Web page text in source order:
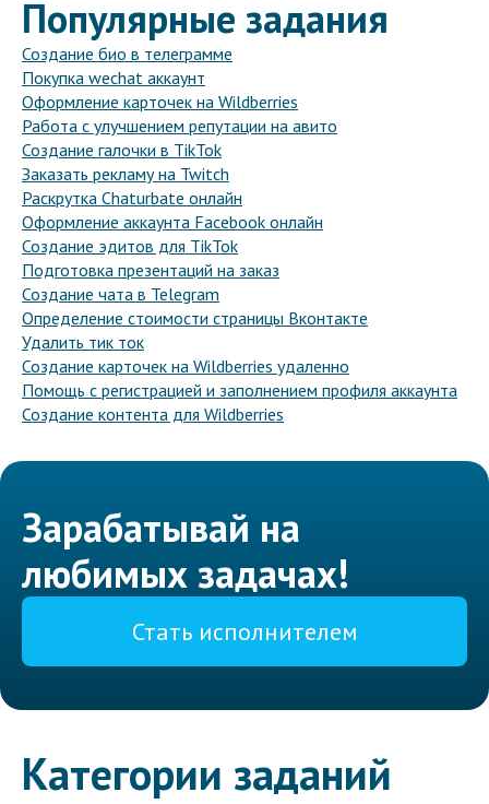
Популярные задания
Создание био в телеграмме
Покупка wechat аккаунт
Оформление карточек на Wildberries
Работа с улучшением репутации на авито
Создание галочки в TikTok
Заказать рекламу на Twitch
Раскрутка Chaturbate онлайн
Оформление аккаунта Facebook онлайн
Создание эдитов для TikTok
Подготовка презентаций на заказ
Создание чата в Telegram
Определение стоимости страницы Вконтакте
Удалить тик ток
Создание карточек на Wildberries удаленно
Помощь с регистрацией и заполнением профиля аккаунта
Создание контента для Wildberries
Зарабатывай на
любимых задачах!
Стать исполнителем
Категории заданий